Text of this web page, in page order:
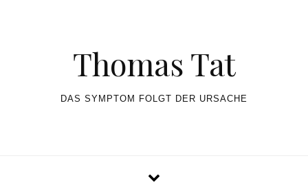
Thomas Tat
DAS SYMPTOM FOLGT DER URSACHE